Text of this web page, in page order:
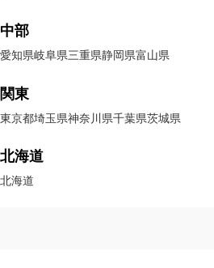
中部
愛知県岐阜県三重県静岡県富山県
関東
東京都埼玉県神奈川県千葉県茨城県
北海道
北海道